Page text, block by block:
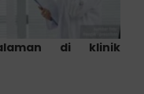
di klinik